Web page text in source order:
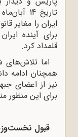
تاریخ
ایران را مغایر
برای آینده
قلمداد کرد.
اما تلاش‌‌های
همچنان ادامه
نیز از اعضای
برای این منظور
قبول